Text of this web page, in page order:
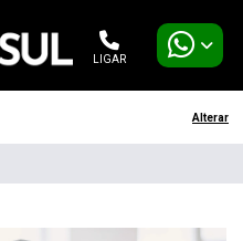
LIGAR
Alterar